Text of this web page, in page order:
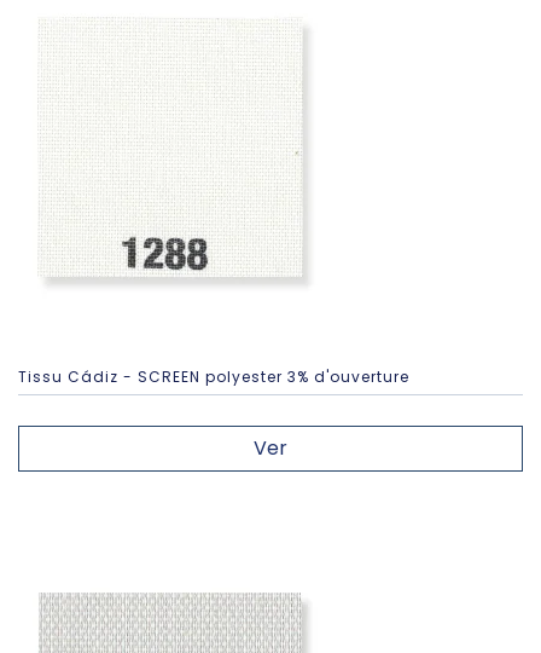
Tissu Cádiz - SCREEN polyester 3% d'ouverture
Ver